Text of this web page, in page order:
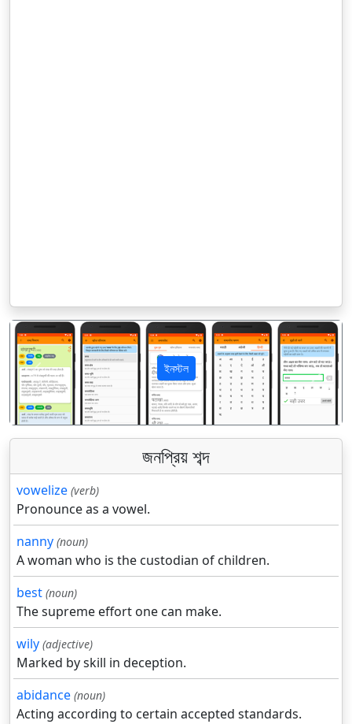
ইনস্টল
पिछला अगला
জনপ্রিয় শব্দ
vowelize (verb)
Pronounce as a vowel.
nanny (noun)
A woman who is the custodian of children.
best (noun)
The supreme effort one can make.
wily (adjective)
Marked by skill in deception.
abidance (noun)
Acting according to certain accepted standards.